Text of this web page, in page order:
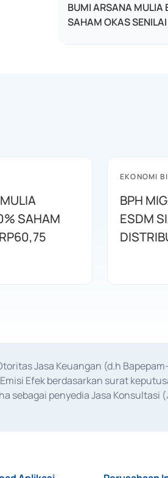
BUMI ARSANA MULIA
SAHAM OKAS
SAHAM
EKONOMI
BPH
ESDM
Jasa Keuangan (d.h
Efek berdasarkan surat
sebagai penyedia Jasa Konsultasi (